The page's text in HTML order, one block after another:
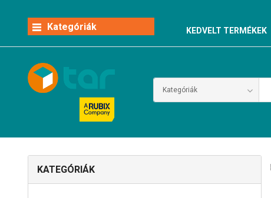
Kategóriák KEDVELT TERMÉKEK
KATEGÓRIÁK